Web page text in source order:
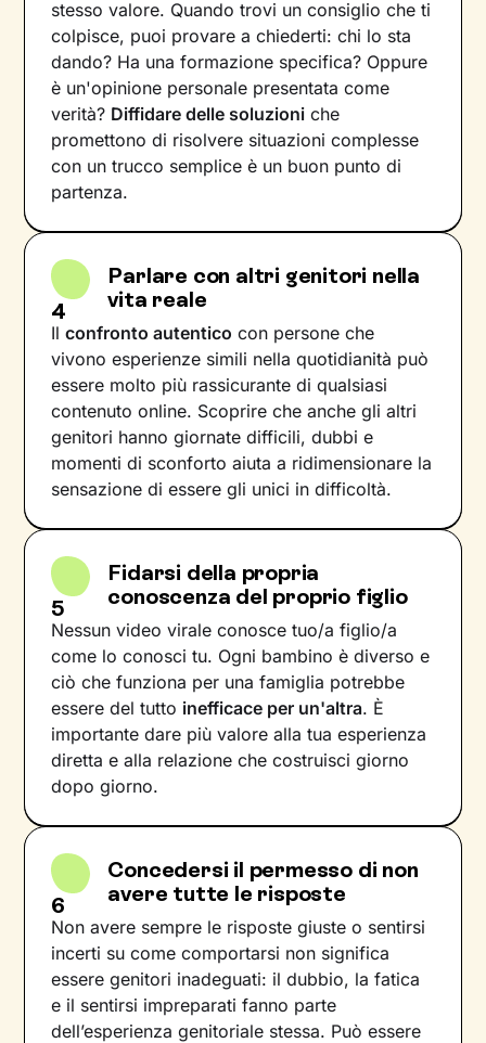
stesso valore. Quando trovi un consiglio che ti
colpisce, puoi provare a chiederti: chi lo sta
dando? Ha una formazione specifica? Oppure
è un'opinione personale presentata come
verità? Diffidare delle soluzioni che
promettono di risolvere situazioni complesse
con un trucco semplice è un buon punto di
partenza.
4
Parlare con altri genitori nella
vita reale
Ilconfronto autentico con persone che
vivono esperienze simili nella quotidianità può
essere molto più rassicurante di qualsiasi
contenuto online. Scoprire che anche gli altri
genitori hanno giornate difficili, dubbi e
momenti di sconforto aiuta a ridimensionare la
sensazione di essere gli unici in difficoltà.
5
Fidarsi della propria
conoscenza del proprio figlio
Nessun video virale conosce tuo/a figlio/a
come lo conosci tu. Ogni bambino è diverso e
ciò che funziona per una famiglia potrebbe
essere del tutto inefficace per un'altra. È
importante dare più valore alla tua esperienza
diretta e alla relazione che costruisci giorno
dopo giorno.
6
Concedersi il permesso di non
avere tutte le risposte
Non avere sempre le risposte giuste o sentirsi
incerti su come comportarsi non significa
essere genitori inadeguati: il dubbio, la fatica
e il sentirsi impreparati fanno parte
dell’esperienza genitoriale stessa. Può essere